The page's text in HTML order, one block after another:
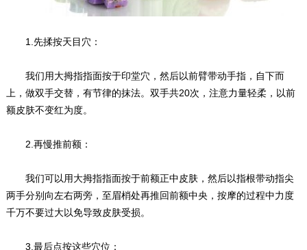
1.先揉按天目穴：
我们用大拇指指面按于印堂穴，然后以前臂带动手指，自下而
上，做双手交替，有节律的抹法。双手共20次，注意力量轻柔，以前
额皮肤不变红为度。
2.再慢推前额：
我们可以用大拇指指面按于前额正中皮肤，然后以指根带动指尖
两手分别向左右两旁，至眉梢处再推回前额中央，按摩的过程中力度
千万不要过大以免导致皮肤受损。
3.最后点按这些穴位：